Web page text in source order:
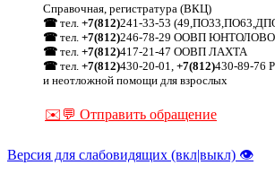
Справочная, регистратура (ВКЦ)
☎ тел. +7(812)241-33-53
☎ тел. +7(812)246-78-29 ООВП ЮНТОЛОВО
☎ тел. +7(812)417-21-47 ООВП ЛАХТА
☎ тел. +7(812)430-20-01, +7(812)430-89-76
и неотложной помощи для взрослых
✉️💬 Отправить обращение
Версия для слабовидящих (вкл|выкл) 👁